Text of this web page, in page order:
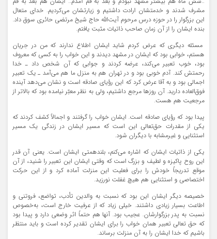
مشرف شدند و خدمتشان ارادت داشتیم و زیارتشان می‌کردیم. خدای متعال
این بزرگوار را در حوزه درس مرحوم آیت‌الله حاج شیخ مرتضی حائری سوق داد.
بنده ایشان را از آن زمان صاحب ذاتیات مثبت یافتم.
مسئله دیگری که عرض کردم شاید ایشان اطلاع ندارند که من در جریان
هستم، خوابی بود که ایشان در مشهد دیدند و این خواب را به کسی که معروف
بود، خوب تعبیر می‌کند، عرضه کردند و جوابی که آن شخص داد ـ خدا
رحمتش کند. آدم خوبی بود و در تهران هم به منزل ما هم می‌آمد ـ یک تعبیر
اجمالی بود و به آقا عرض کرد که این رؤیای صادقه است و نشان می‌دهد آینده
فوق‌العاده دارید. آن روزها مرجع داشتیم، ولی به نظر معبّر نیامده بود که بالاتر از
مرجعیت هم هست.
پیدا بود که رؤیای صادقه است. ایشان خواب را گرفتند و اجمالاً کشف کردند که
یکی از مقدرات حق‌تعالی این است که مسیر ایشان در زندگی یک مسیر
استثنایی و غیرمشابه با دیگران شود.
یکی از ذاتیات ایشان که اشاره می‌کنم، بلندهمتی ایشان است. یعنی آن‌ قدر
این روح پاکیزه و لطیف و بزرگ است که وقتی ایشان این تعبیر را شنید، از آن
موقع تدریجاً خودش را برای فعلیت این منزلت آماده کرد و از این حرکت
اختصاصی و استثنایی هم هیچ غفلت نورزید.
خصیصه دیگر ایشان این بود که نسبت به والدین تأدب، تواضع، فروتنی و
اطاعت بسیار زیادی داشتند. خیلی زیاد که از عرفیت خارج است، به‌خصوص
نسبت به پدر بزرگوارشان. عجیب بود. آنها هم حتماً اثر وضعی دارد و پیدا بود
که حق تعالی تعبیر همان خواب را برای ایشان تقدیر کرده است و باید منتظر
باشیم که خدا ایشان را به آن منزلت برساند.